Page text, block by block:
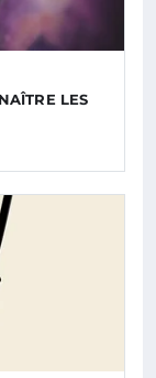
LES